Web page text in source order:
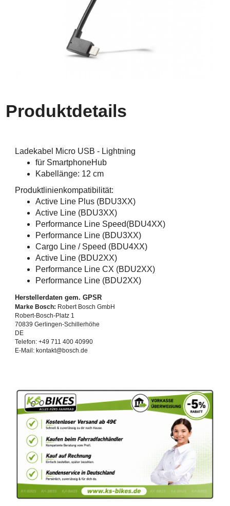
Produktdetails
Ladekabel Micro USB - Lightning
für SmartphoneHub
Kabellänge: 12 cm
Produktlinienkompatibilität:
Active Line Plus (BDU3XX)
Active Line (BDU3XX)
Performance Line Speed(BDU4XX)
Performance Line (BDU3XX)
Cargo Line / Speed (BDU4XX)
Active Line (BDU2XX)
Performance Line CX (BDU2XX)
Performance Line (BDU2XX)
Herstellerdaten gem. GPSR
Marke Bosch: Robert Bosch GmbH
Robert-Bosch-Platz 1
70839 Gerlingen-Schillerhöhe
DE
Telefon: +49 711 400 40990
E-Mail: kontakt@bosch.de